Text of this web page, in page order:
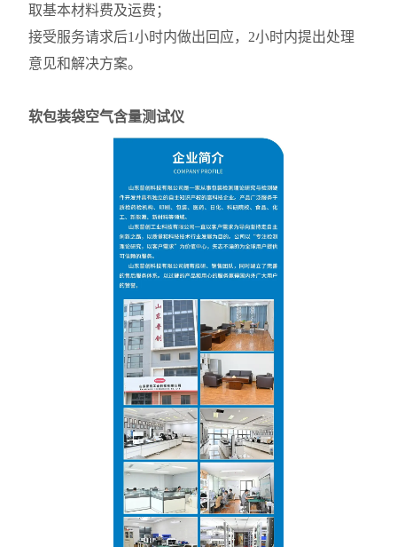
取基本材料费及运费；
接受服务请求后1小时内做出回应，2小时内提出处理
意见和解决方案。
软包装袋空气含量测试仪